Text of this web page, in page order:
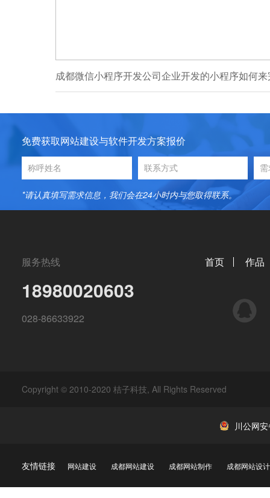
免费获取网站建设与软件开发方案报价
*请认真填写需求信息，我们会在24小时内与您取得联系。
服务热线
18980020603
028-86633922
首页 作品
QQ
Copyright © 2010-2020 桔子科技, All Rights Reserved
川公网
友情链接 网站建设 成都网站建设 成都网站制作 成都网站设计